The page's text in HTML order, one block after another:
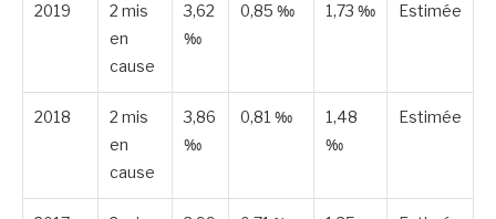
2019
2 mis
en
cause
3,62
‰
0,85 ‰ 1,73 ‰ Estimée
2018
2 mis
en
cause
3,86
‰
0,81 ‰
1,48
‰
Estimée